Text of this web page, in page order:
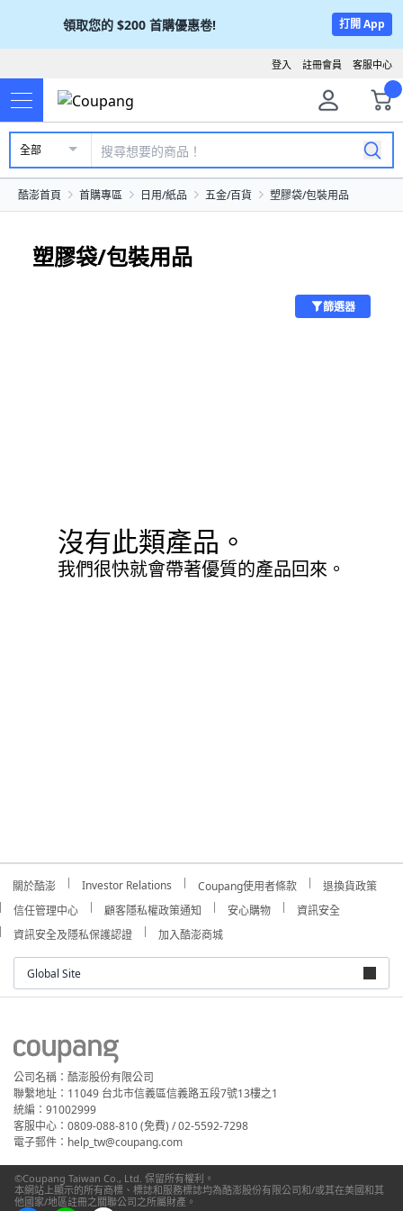
領取您的 $200 首購優惠卷! 打開 App
客服中心
註冊會員
登入
全部
酷澎首頁 首購專區 日用/紙品 五金/百貨 塑膠袋/包裝用品
塑膠袋/包裝用品
篩選器
沒有此類產品。
我們很快就會帶著優質的產品回來。
關於酷澎 Investor Relations Coupang使用者條款
退換貨政策
信任管理中心
顧客隱私權政策通知 安心購物
資訊安全
資訊安全及隱私保護認證
加入酷澎商城
Global Site
公司名稱：酷澎股份有限公司
聯繫地址：11049 台北市信義區信義路五段7號13樓之1
統編：91002999
客服中心：0809-088-810 (免費) / 02-5592-7298
電子郵件：help_tw@coupang.com
©Coupang Taiwan Co., Ltd. 保留所有權利。
本網站上顯示的所有商標、標誌和服務標誌均為酷澎股份有限公司和/或其在美國和其
他國家/地區註冊之關聯公司之所屬財產。